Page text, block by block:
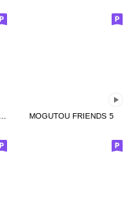
MOGUTOU FRIENDS 5